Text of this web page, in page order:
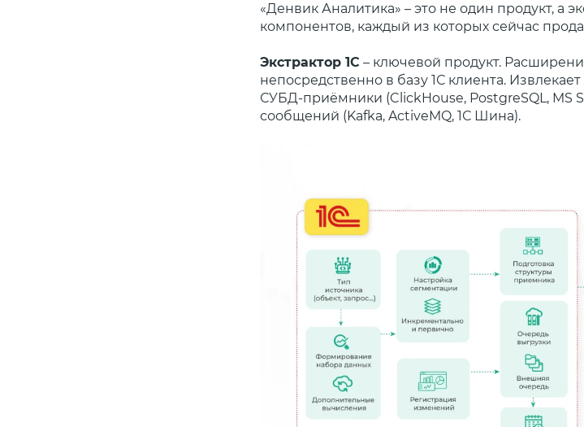
«Денвик Аналитика» – это не один продукт, а
компонентов, каждый из которых сейчас
Экстрактор 1С – ключевой продукт.
непосредственно в базу 1С клиента.
СУБД-приёмники (ClickHouse, PostgreSQL, MS
сообщений (Kafka, ActiveMQ, 1С Шина).